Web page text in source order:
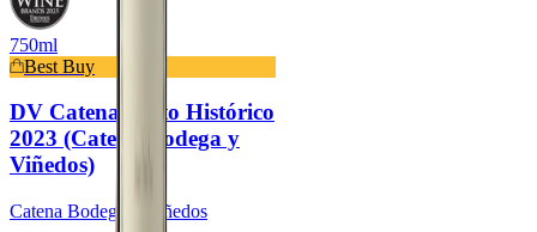
750ml
Best Buy
DV Catena Tinto Histórico
2023 (Catena Bodega y
Viñedos)
Catena Bodega y Viñedos